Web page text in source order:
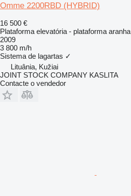
Omme 2200RBD (HYBRID)
16 500 €
Plataforma elevatória - plataforma aranha
2009
3 800 m/h
Sistema de lagartas ✓
Lituânia, Kužiai
JOINT STOCK COMPANY KASLITA
Contacte o vendedor